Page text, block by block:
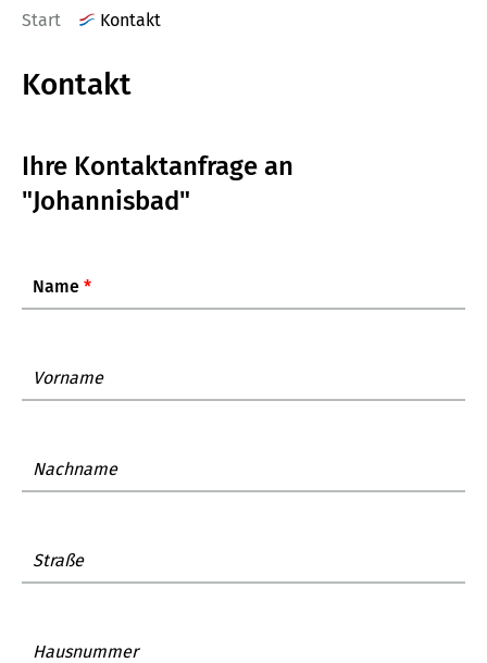
Start Kontakt
Kontakt
Ihre Kontaktanfrage an
"Johannisbad"
Name *
Vorname
Nachname
Straße
Hausnummer